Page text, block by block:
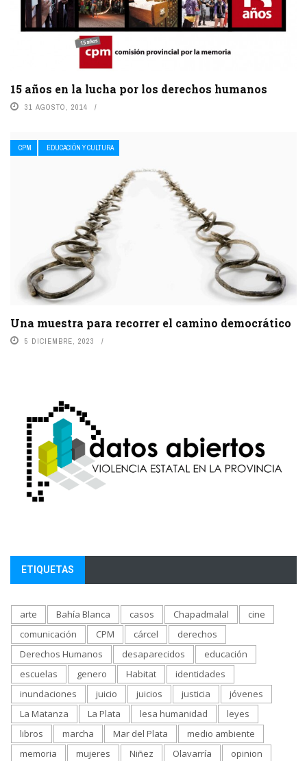
15 años en la lucha por los derechos humanos
31 AGOSTO, 2014
CPM EDUCACIÓN Y CULTURA
Una muestra para recorrer el camino democrático
5 DICIEMBRE, 2023
ETIQUETAS
arte Bahía Blanca casos Chapadmalal
cine
comunicación
CPM cárcel
derechos
Derechos Humanos
desaparecidos
educación
escuelas
genero Habitat
identidades
inundaciones
juicio juicios justicia
jóvenes
La Matanza
La Plata lesa humanidad
leyes
libros
marcha Mar del Plata
medio ambiente
memoria
mujeres Niñez Olavarría
opinion